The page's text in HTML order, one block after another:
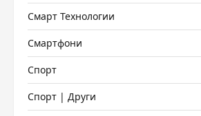
Смарт Технологии
Смартфони
Спорт
Спорт | Други